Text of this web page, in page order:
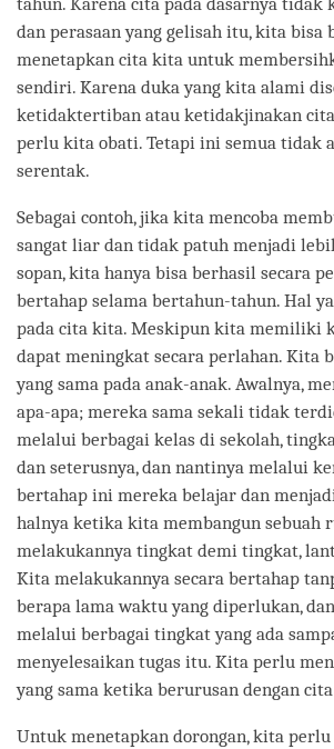
dan perasaan yang gelisah itu, kita
menetapkan cita kita untuk
sendiri. Karena duka yang kita alami
ketidaktertiban atau ketidakjinakan
perlu kita obati. Tetapi ini semua tidak
serentak.
Sebagai contoh, jika kita mencoba
sangat liar dan tidak patuh menjadi
sopan, kita hanya bisa berhasil secara
bertahap selama bertahun-tahun. Hal
pada cita kita. Meskipun kita memiliki
dapat meningkat secara perlahan. Kita
yang sama pada anak-anak. Awalnya,
apa-apa; mereka sama sekali tidak
melalui berbagai kelas di sekolah,
dan seterusnya, dan nantinya melalui
bertahap ini mereka belajar dan
halnya ketika kita membangun sebuah
melakukannya tingkat demi tingkat,
Kita melakukannya secara bertahap
berapa lama waktu yang diperlukan,
melalui berbagai tingkat yang ada
menyelesaikan tugas itu. Kita perlu
yang sama ketika berurusan dengan
Untuk menetapkan dorongan, kita perlu